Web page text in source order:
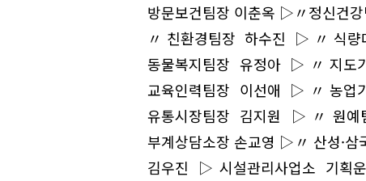
방문보건팀장 이춘옥 ▷〃정신건
〃친환경팀장 하수진 ▷〃식
동물복지팀장 유정아 ▷〃지
교육인력팀장 이선애 ▷〃농
유통시장팀장 김지원 ▷〃원
부계상담소장 손교영 ▷〃 산성·
김우진 ▷시설관리사업소 기